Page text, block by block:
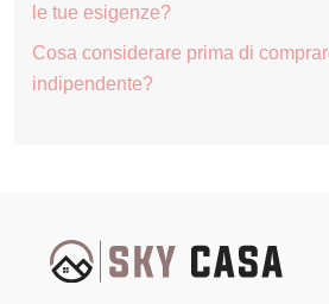
le tue esigenze?
Cosa considerare prima di
indipendente?